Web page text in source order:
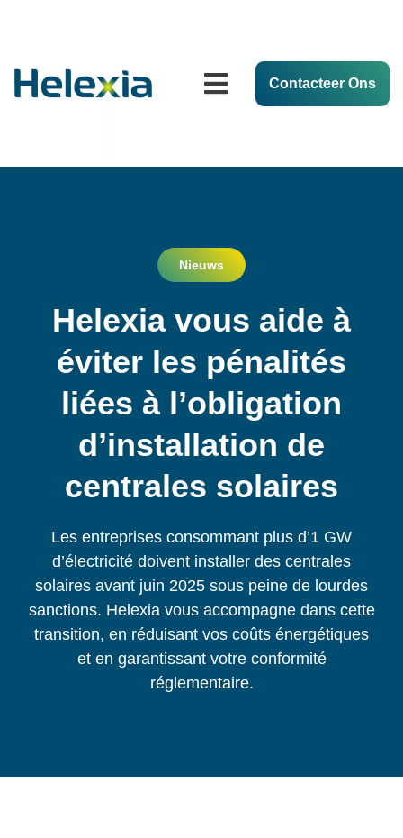
Contacteer Ons
Nieuws
Helexia vous aide à
éviter les pénalités
liées à l’obligation
d’installation de
centrales solaires
Les entreprises consommant plus d’1 GW
d’électricité doivent installer des centrales
solaires avant juin 2025 sous peine de lourdes
sanctions. Helexia vous accompagne dans cette
transition, en réduisant vos coûts énergétiques
et en garantissant votre conformité
réglementaire.